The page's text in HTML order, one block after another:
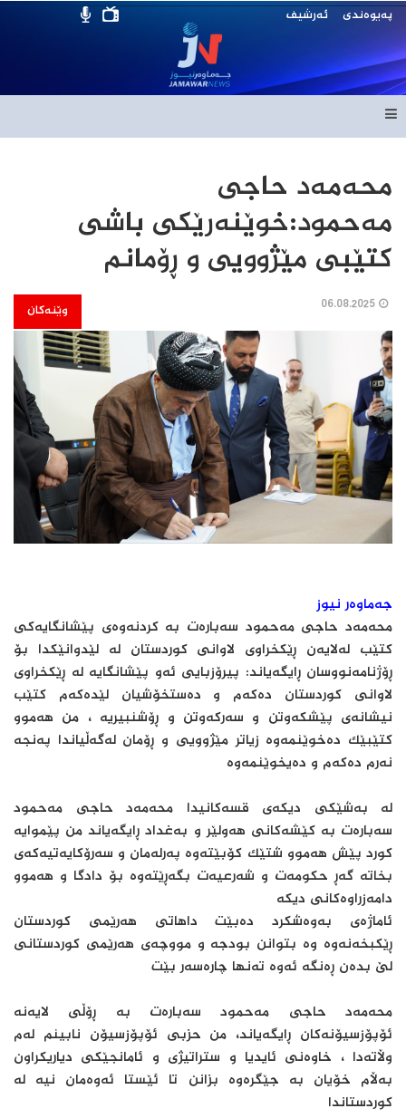
پەیوەندی ئەرشیف
محەمەد حاجی
مەحمود:خوێنەرێکی باشی
کتێبی مێژوویی و ڕۆمانم
وێنەکان
جەماوەر نیوز
محەمەد حاجی مەحمود سەبارەت بە کردنەوەی پێشانگایەکی
کتێب لەلایەن ڕێکخراوی لاوانی کوردستان لە لێدوانێکدا بۆ
ڕۆژنامەنووسان ڕایگەیاند: پیرۆزبایی ئەو پێشانگایە لە ڕێکخراوی
لاوانی کوردستان دەکەم و دەستخۆشیان لێدەکەم کتێب
نیشانەی پێشکەوتن و سەرکەوتن و ڕۆشنبیریە ، من هەموو
کتێبێک دەخوێنمەوە زیاتر مێژوویی و ڕۆمان لەگەڵیاندا پەنجە
نەرم دەکەم و دەیخوێنمەوە
لە بەشێکی دیکەی قسەکانیدا محەمەد حاجی مەحمود
سەبارەت بە کێشەکانی هەولێر و بەغداد ڕایگەیاند من پێموایە
کورد پێش هەموو شتێک کۆبێتەوە پەرلەمان و سەرۆکایەتیەکەی
بخاتە گەڕ حکومەت و شەرعیەت بگەڕێتەوە بۆ دادگا و هەموو
دامەزراوەکانی دیکە
ئاماژەی بەوەشکرد دەبێت داهاتی هەرێمی کوردستان
ڕێکبخەنەوە وە بتوانن بودجە و مووچەی هەرێمی کوردستانی
لێ بدەن ڕەنگە ئەوە تەنها چارەسەر بێت
محەمەد حاجی مەحمود سەبارەت بە ڕۆڵی لایەنە
ئۆپۆزسیۆنەکان ڕایگەیاند، من حزبی ئۆپۆزسیۆن نابینم لەم
وڵاتەدا ، خاوەنی ئایدیا و ستراتیژی و ئامانجێکی دیاریکراون
بەڵام خۆیان بە جێگرەوە بزانن تا ئێستا ئەوەمان نیە لە
کوردستاندا